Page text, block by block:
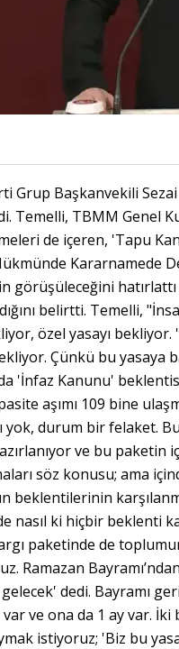
Grup Başkanvekili
Temelli, TBMM Genel
de içeren, 'Tapu
Kararnamede
görüşüleceğini
belirtti. Temelli,
özel yasayı
Çünkü bu yasaya
'İnfaz Kanunu'
aşımı 109 bine
yok, durum bir felaket.
ve bu paketin
söz konusu; ama
beklentilerinin
nasıl ki hiçbir beklenti
paketinde de
Ramazan
dedi. Bayramı
var ve ona da 1 ay var.
istiyoruz; 'Biz bu